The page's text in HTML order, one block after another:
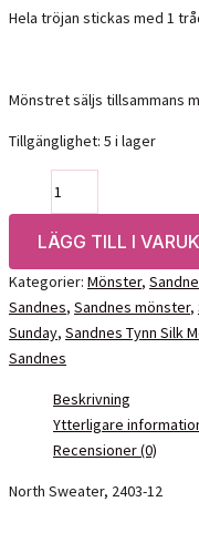
Hela tröjan stickas med 1
Mönstret säljs tillsammans
Tillgänglighet: 5 i lager
Sweater,
12
Sandnes
mängd
LÄGG TILL I
Kategorier: Mönster,
Sandnes, Sandnes mönster,
Sunday, Sandnes Tynn Silk
Sandnes
Beskrivning
Ytterligare
Recensioner (0)
North Sweater, 2403-12